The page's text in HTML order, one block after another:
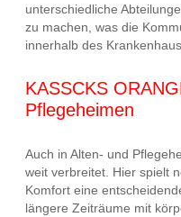
unterschiedliche
zu machen, was die
innerhalb des
KASSCKS
Pflegeheimen
Auch in Alten- und
weit verbreitet. Hier spielt
Komfort eine
längere Zeiträume mit